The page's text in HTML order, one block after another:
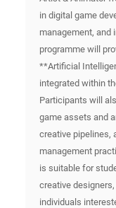
in digital game
management, and
programme will
**Artificial
integrated within
Participants will
game assets and
creative pipelines,
management
is suitable for
creative
individuals